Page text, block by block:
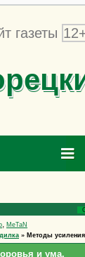
газеты
, MeTaN
» Методы
и ума.